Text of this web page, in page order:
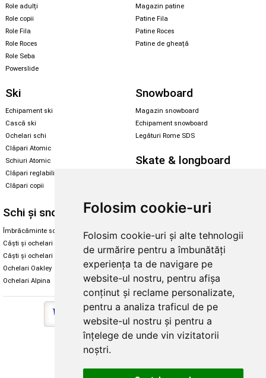
Folosim cookie-uri
Folosim cookie-uri și alte tehnologii
de urmărire pentru a îmbunătăți
experiența ta de navigare pe
website-ul nostru, pentru afișa
conținut și reclame personalizate,
pentru a analiza traficul de pe
website-ul nostru și pentru a
înțelege de unde vin vizitatorii
noștri.
Role adulți
Role copii
Role Fila
Role Roces
Role Seba
Powerslide
Magazin patine
Patine Fila
Patine Roces
Patine de gheață
Ski
Echipament ski
Cască ski
Ochelari schi
Clăpari Atomic
Schiuri Atomic
Clăpari reglabili
Clăpari copii
Snowboard
Magazin snowboard
Echipament snowboard
Legături Rome SDS
Skate & longboard
Schi și snowboard
Îmbrăcăminte schi și snowboard
Căști și ochelari de iarnă
Căști și ochelari Alpina
Ochelari Oakley
Ochelari Alpina
Diverse
Cum aleg rolele
Cum aleg ochelarii
Ochelari de soare Oakley
Ochelari de soare Alpina
Intretinere manusi
Copyright © 2026 Skates.ro | SC Zmart Skating SRL